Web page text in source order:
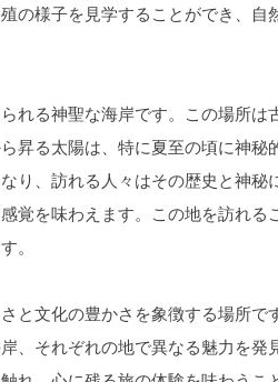
の様子を見学することができ、自
れる神聖な海岸です。この場所は
昇る太陽は、特に夏至の頃に神秘
り、訪れる人々はその歴史と神秘
覚を味わえます。この地を訪れる
。
文化の豊かさを象徴する場所で
、それぞれの地で異なる魅力を発